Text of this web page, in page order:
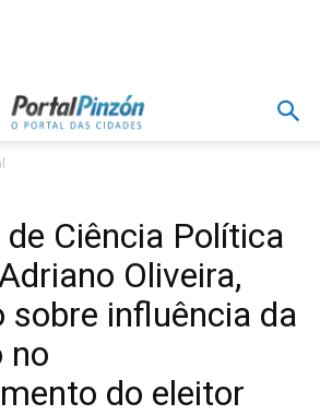
Ciência Política
Oliveira,
sobre influência da
no
do eleitor